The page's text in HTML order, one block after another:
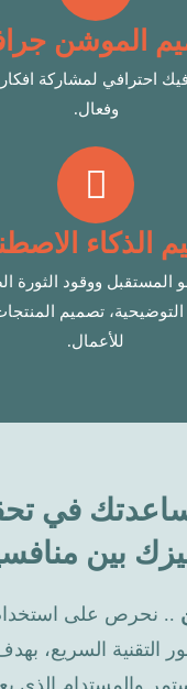
الموشن
احترافي لمشاركة
وفعال.
الذكاء
المستقبل ووقود الثورة
تصميم
للأعمال.
في
بين
.. نحرص على استخدام
التقنية السريع،
والمستدام